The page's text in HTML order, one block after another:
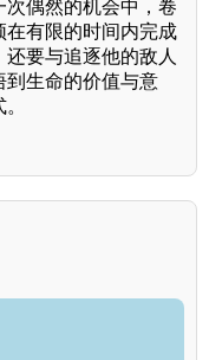
次偶然的机会中，卷
在有限的时间内完成
要与追逐他的敌人
到生命的价值与意